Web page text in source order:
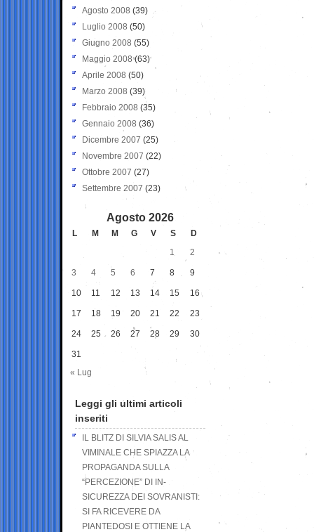
Agosto 2008 (39)
Luglio 2008 (50)
Giugno 2008 (55)
Maggio 2008(63)
Aprile 2008 (50)
Marzo 2008 (39)
Febbraio 2008 (35)
Gennaio 2008 (36)
Dicembre 2007 (25)
Novembre 2007 (22)
Ottobre 2007 (27)
Settembre 2007 (23)
Agosto 2026
L M M G V S
D
1
2
3 4 5 6 7 8 9
10 11 12 13 14 15 16
17 18 19 20 21 22 23
24 25 26 27 28 29 30
31
« Lug
Leggi gli ultimi articoli
inseriti
IL BLITZ DI SILVIA SALIS AL
VIMINALE CHE SPIAZZA LA
PROPAGANDA SULLA
“PERCEZIONE” DI IN-
SICUREZZA DEI SOVRANISTI:
SI FA RICEVERE DA
PIANTEDOSI E OTTIENE LA